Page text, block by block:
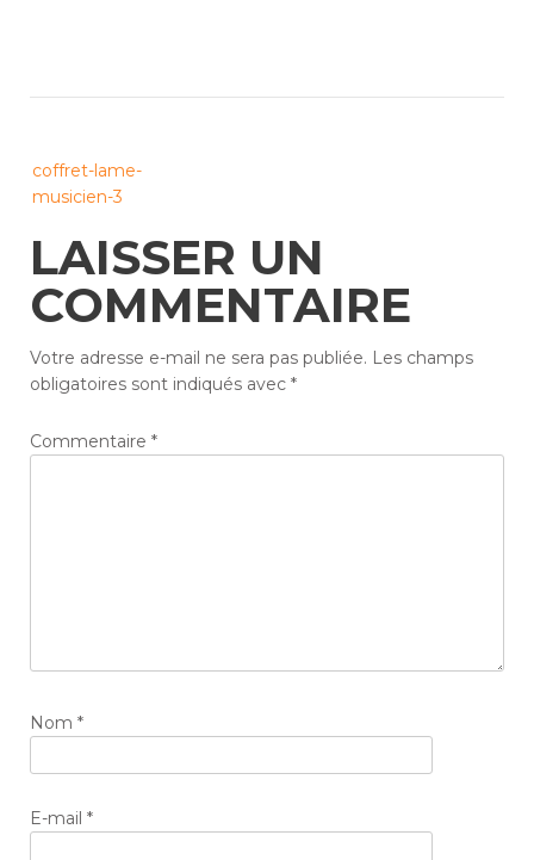
navigation
coffret-lame-
musicien-3
LAISSER UN
COMMENTAIRE
Votre adresse e-mail ne sera pas publiée. Les champs
obligatoires sont indiqués avec *
Commentaire *
Nom *
E-mail *